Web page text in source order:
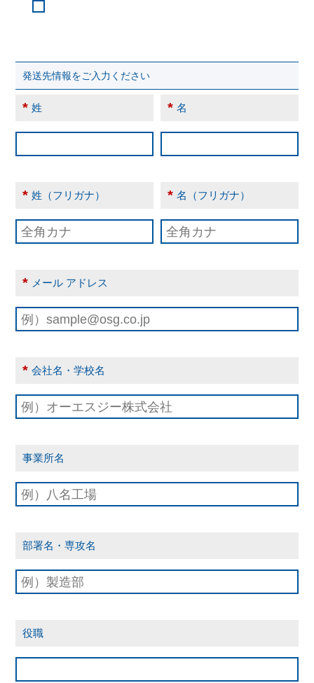
発送先情報をご入力ください
* 姓 * 名
* 姓（フリガナ） * 名（フリガナ）
* メール アドレス
* 会社名・学校名
事業所名
部署名・専攻名
役職